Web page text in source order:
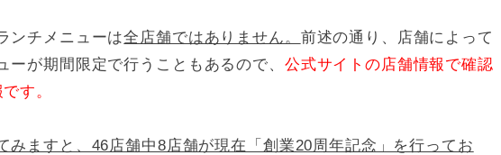
ンチメニューは全店舗ではありません。 前述の通り、店舗によって
ーが期間限定で行うこともあるので、 公式サイトの店舗情報で確認
す。
みますと、46店舗中8店舗が現在「創業20周年記念」を行ってお